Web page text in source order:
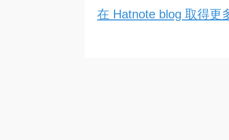
在 Hatnote blog 取得更